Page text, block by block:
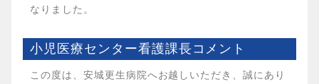
なりました。
小児医療センター看護課長コメント
この度は、安城更生病院へお越しいただき、誠にあり